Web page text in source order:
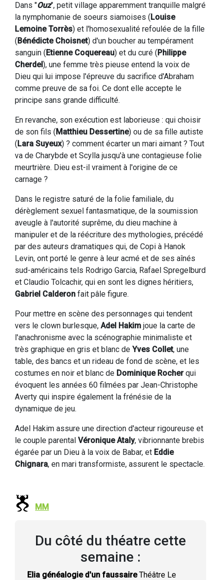
Dans "Ouz", petit village apparemment tranquille malgré
la nymphomanie de soeurs siamoises (Louise
Lemoine Torrès) et l'homosexualité refoulée de la fille
(Bénédicte Choisnet) d'un boucher au tempérament
sanguin (Etienne Coquereau) et du curé (Philippe
Cherdel), une femme très pieuse entend la voix de
Dieu qui lui impose l'épreuve du sacrifice d'Abraham
comme preuve de sa foi. Ce dont elle accepte le
principe sans grande difficulté.
En revanche, son exécution est laborieuse : qui choisir
de son fils (Matthieu Dessertine) ou de sa fille autiste
(Lara Suyeux) ? comment écarter un mari aimant ? Tout
va de Charybde et Scylla jusqu'à une contagieuse folie
meurtrière. Dieu est-il vraiment à l'origine de ce
carnage ?
Dans le registre saturé de la folie familiale, du
dérèglement sexuel fantasmatique, de la soumission
aveugle à l'autorité suprême, du dieu machine à
manipuler et de la réécriture des mythologies, précédé
par des auteurs dramatiques qui, de Copi à Hanok
Levin, ont porté le genre à leur acmé et de ses aînés
sud-américains tels Rodrigo Garcia, Rafael Spregelburd
et Claudio Tolcachir, qui en sont les dignes héritiers,
Gabriel Calderon fait pâle figure.
Pour mettre en scène des personnages qui tendent
vers le clown burlesque, Adel Hakim joue la carte de
l'anachronisme avec la scénographie minimaliste et
très graphique en gris et blanc de Yves Collet, une
table, des bancs et un rideau de fond de scène, et les
costumes en noir et blanc de Dominique Rocherqui
évoquent les années 60 filmées par Jean-Christophe
Averty qui inspire également la frénésie de la
dynamique de jeu.
Adel Hakim assure une direction d'acteur rigoureuse et
le couple parental Véronique Ataly, vibrionnante brebis
égarée par un Dieu à la voix de Babar, et Eddie
Chignara, en mari transformiste, assurent le spectacle.
MM
Du côté du théatre cette
semaine :
Elia généalogie d'un faussaireThéâtre Le